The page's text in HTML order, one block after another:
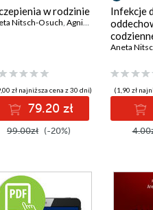
w rodzinie
Nitsch-Osuch, Agnieszka Mastalerz-Migas
zł najniższa cena z 30 dni)
79.20 zł
99.00zł (-20%)
Infekcje
Aneta
(1,90 zł